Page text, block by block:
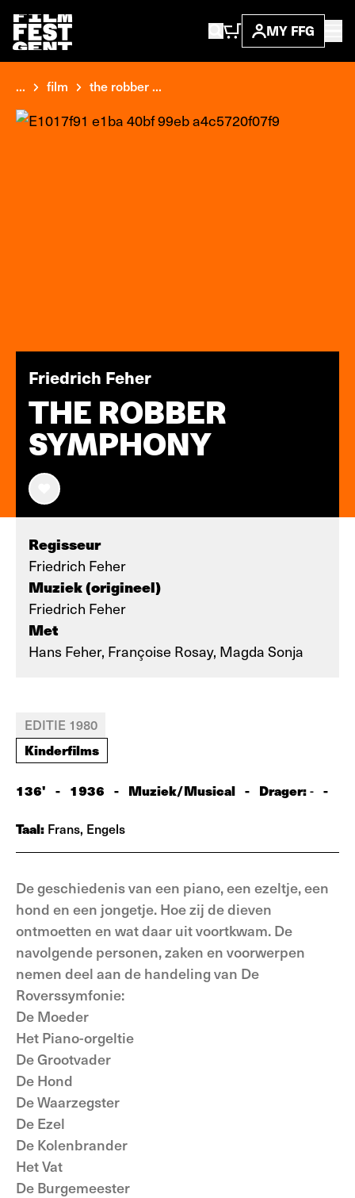
MY FFG
... film the robber ...
Friedrich Feher
THE ROBBER
SYMPHONY
Regisseur
Friedrich Feher
Muziek (origineel)
Friedrich Feher
Met
Hans Feher, Françoise Rosay, Magda Sonja
EDITIE 1980
Kinderfilms
136' - 1936 - Muziek/Musical - Drager:- -
Taal: Frans, Engels
De geschiedenis van een piano, een ezeltje, een
hond en een jongetje. Hoe zij de dieven
ontmoetten en wat daar uit voortkwam. De
navolgende personen, zaken en voorwerpen
nemen deel aan de handeling van De
Roverssymfonie:
De Moeder
Het Piano-orgeltie
De Grootvader
De Hond
De Waarzegster
De Ezel
De Kolenbrander
Het Vat
De Burgemeester